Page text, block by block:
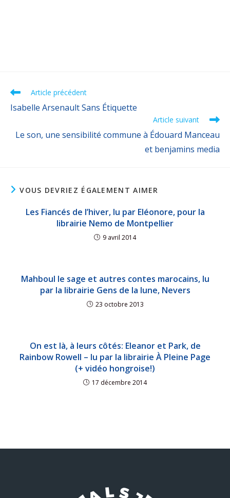
Article précédent
Isabelle Arsenault Sans Étiquette
Article suivant
Le son, une sensibilité commune à Édouard Manceau
et benjamins media
VOUS DEVRIEZ ÉGALEMENT AIMER
Les Fiancés de l’hiver, lu par Eléonore, pour la
librairie Nemo de Montpellier
9 avril 2014
Mahboul le sage et autres contes marocains, lu
par la librairie Gens de la lune, Nevers
23 octobre 2013
On est là, à leurs côtés: Eleanor et Park, de
Rainbow Rowell – lu par la librairie À Pleine Page
(+ vidéo hongroise!)
17 décembre 2014